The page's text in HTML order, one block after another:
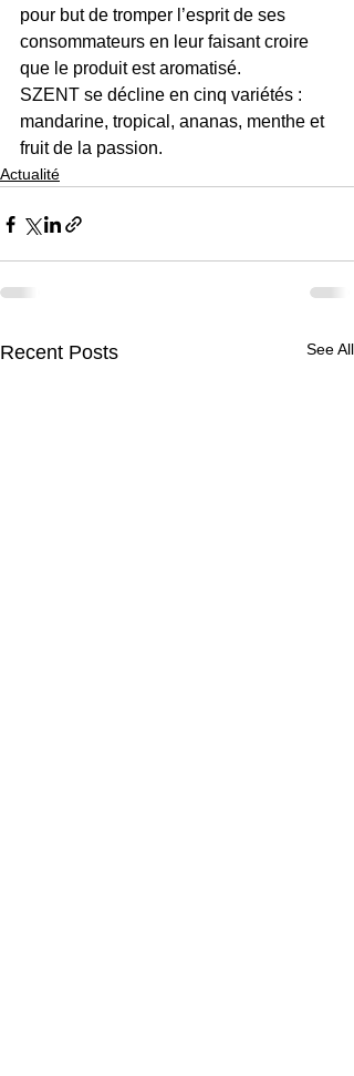
pour but de tromper l’esprit de ses
consommateurs en leur faisant croire
que le produit est aromatisé.
SZENT se décline en cinq variétés :
mandarine, tropical, ananas, menthe et
fruit de la passion.
Actualité
Recent Posts See All